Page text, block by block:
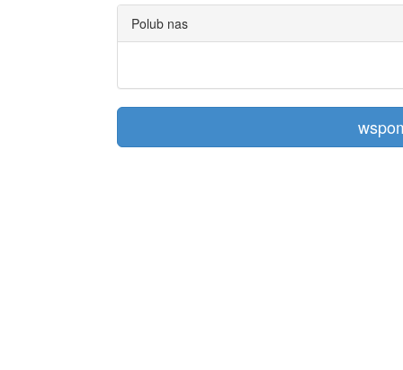
Polub nas